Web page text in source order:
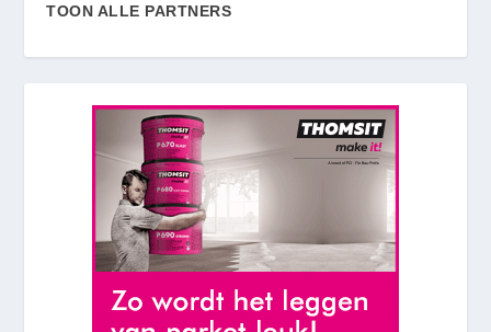
TOON ALLE PARTNERS